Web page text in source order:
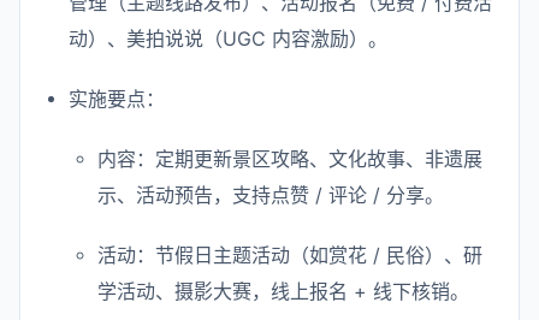
动）、美拍说说（UGC 内容激励）。
实施要点：
内容：定期更新景区攻略、文化故事、非遗展
示、活动预告，支持点赞 / 评论 / 分享。
活动：节假日主题活动（如赏花 / 民俗）、研
学活动、摄影大赛，线上报名 + 线下核销。